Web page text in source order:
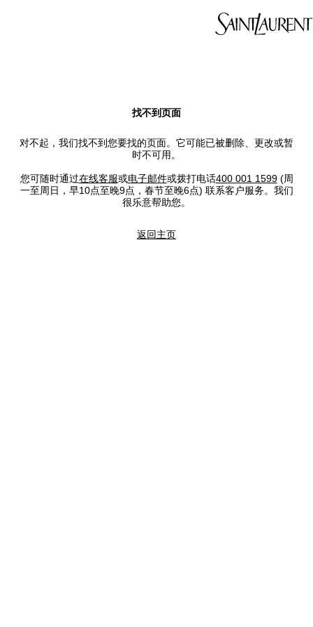
找不到页面
对不起，我们找不到您要找的页面。它可能已被删除、更改或暂
时不可用。
您可随时通过在线客服或电子邮件或拨打电话400 001 1599(周
一至周日，早10点至晚9点，春节至晚6点) 联系客户服务。我们
很乐意帮助您。
返回主页